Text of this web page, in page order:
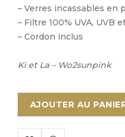
– Verres incassables en
– Filtre 100% UVA, UVB
– Cordon inclus
Ki et La – Wo2sunpink
AJOUTER AU